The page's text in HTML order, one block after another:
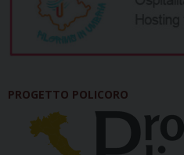
PROGETTO POLICORO